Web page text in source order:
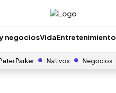
negociosVidaEntretenimiento
Parker Nativos Negocios